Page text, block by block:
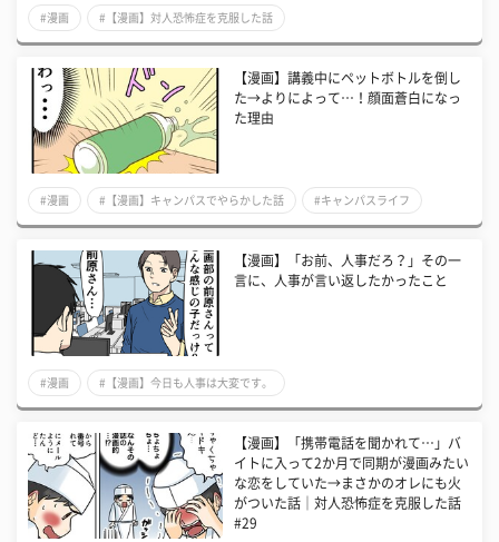
#漫画 #【漫画】対人恐怖症を克服した話
【漫画】講義中にペットボトルを倒し
た→よりによって…！顔面蒼白になっ
た理由
#漫画 #【漫画】キャンパスでやらかした話 #キャンパスライフ
【漫画】「お前、人事だろ？」その一
言に、人事が言い返したかったこと
#漫画 #【漫画】今日も人事は大変です。
【漫画】「携帯電話を聞かれて…」バ
イトに入って2か月で同期が漫画みたい
な恋をしていた→まさかのオレにも火
がついた話│対人恐怖症を克服した話
#29